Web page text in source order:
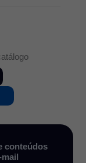
conteúdos